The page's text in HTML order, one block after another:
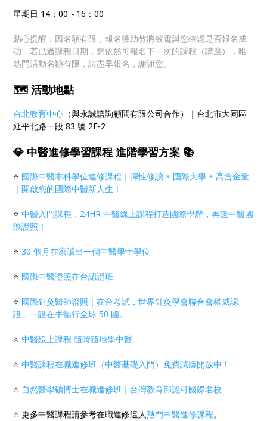
星期日 14：00～16：00
貼心提醒：因名額有限，報名後助教將致電與您確認是否報名成
功，若已過課程日期，您依然可報名下一次的課程（講座），唯
熱門活動名額有限，請盡早報名，謝謝您。
🗺️ 活動地點
台北教育中心 （與永誠諮詢顧問有限公司合作）｜台北市大同區
延平北路一段 83 號 2F-2
💎 中醫進修學習課程 進階學習方案 📚
⭐ 國際中醫本科學位進修課程｜彈性修讀 × 國際大學 × 高含金量
｜開啟您的國際中醫新人生！
⭐中醫入門課程，24HR 中醫線上課程打造國際學歷，再送中醫國
際證照！
⭐30 個月在家讀出一個中醫學士學位
⭐ 國際中醫證照在台認證班
⭐ 國際針灸醫師證照｜在台考試，世界針灸學會聯合會權威認
證，一證在手暢行全球 50 國。
⭐中醫線上課程 隨時隨地學中醫
⭐中醫課程在職進修班（中醫基礎入門）免費試聽開放中！
⭐ 自然醫學碩博士在職進修班｜台灣教育部認可國際名校
⭐ 更多中醫課程請參考在職進修達人熱門中醫進修課程。